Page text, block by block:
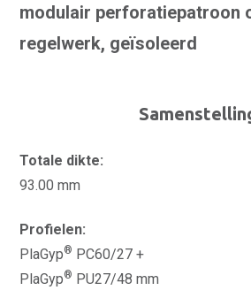
modulair perforatiepatroon
regelwerk, geïsoleerd
Totale dikte:
93.00 mm
Profielen:
PlaGyp® PC60/27 +
PlaGyp® PU27/48 mm